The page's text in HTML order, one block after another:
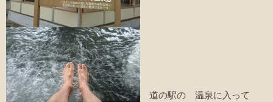
道の駅の 温泉に入って